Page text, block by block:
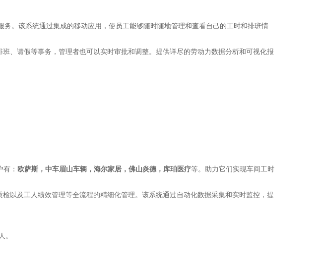
。该系统通过集成的移动应用，使员工能够随时随地管理和查看自己的工时和排班情
、请假等事务，管理者也可以实时审批和调整。提供详尽的劳动力数据分析和可视化报
： 欧萨斯，中车眉山车辆，海尔家居，佛山炎德，库珀医疗等。助力它们实现车间工时
以及工人绩效管理等全流程的精细化管理。该系统通过自动化数据采集和实时监控，提
。